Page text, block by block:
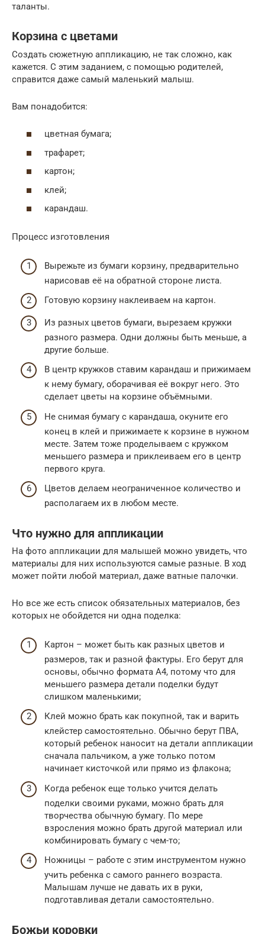
таланты.
Корзина с цветами
Создать сюжетную аппликацию, не так сложно, как
кажется. С этим заданием, с помощью родителей,
справится даже самый маленький малыш.
Вам понадобится:
цветная бумага;
трафарет;
картон;
клей;
карандаш.
Процесс изготовления
Вырежьте из бумаги корзину, предварительно
нарисовав её на обратной стороне листа.
Готовую корзину наклеиваем на картон.
Из разных цветов бумаги, вырезаем кружки
разного размера. Одни должны быть меньше, а
другие больше.
В центр кружков ставим карандаш и прижимаем
к нему бумагу, оборачивая её вокруг него. Это
сделает цветы на корзине объёмными.
Не снимая бумагу с карандаша, окуните его
конец в клей и прижимаете к корзине в нужном
месте. Затем тоже проделываем с кружком
меньшего размера и приклеиваем его в центр
первого круга.
Цветов делаем неограниченное количество и
располагаем их в любом месте.
Что нужно для аппликации
На фото аппликации для малышей можно увидеть, что
материалы для них используются самые разные. В ход
может пойти любой материал, даже ватные палочки.
Но все же есть список обязательных материалов, без
которых не обойдется ни одна поделка:
Картон – может быть как разных цветов и
размеров, так и разной фактуры. Его берут для
основы, обычно формата А4, потому что для
меньшего размера детали поделки будут
слишком маленькими;
Клей можно брать как покупной, так и варить
клейстер самостоятельно. Обычно берут ПВА,
который ребенок наносит на детали аппликации
сначала пальчиком, а уже только потом
начинает кисточкой или прямо из флакона;
Когда ребенок еще только учится делать
поделки своими руками, можно брать для
творчества обычную бумагу. По мере
взросления можно брать другой материал или
комбинировать бумагу с чем-то;
Ножницы – работе с этим инструментом нужно
учить ребенка с самого раннего возраста.
Малышам лучше не давать их в руки,
подготавливая детали самостоятельно.
Божьи коровки